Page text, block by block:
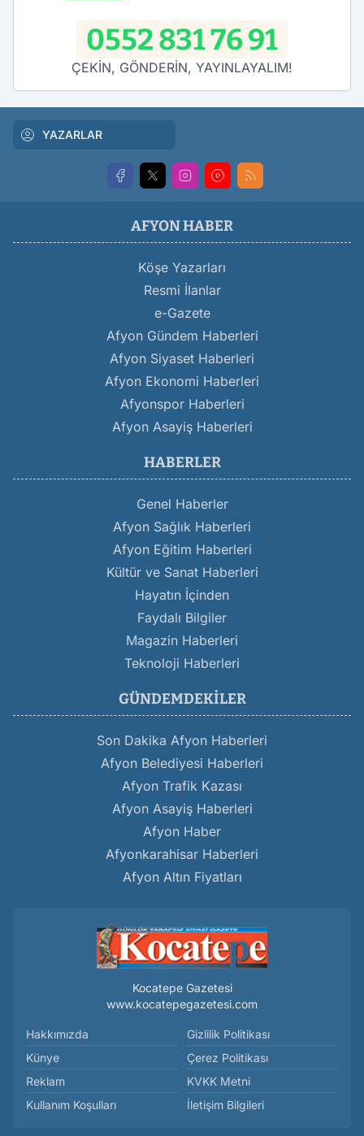
0552 831 76 91
ÇEKİN, GÖNDERİN, YAYINLAYALIM!
YAZARLAR
AFYON HABER
Köşe Yazarları
Resmi İlanlar
e-Gazete
Afyon Gündem Haberleri
Afyon Siyaset Haberleri
Afyon Ekonomi Haberleri
Afyonspor Haberleri
Afyon Asayiş Haberleri
HABERLER
Genel Haberler
Afyon Sağlık Haberleri
Afyon Eğitim Haberleri
Kültür ve Sanat Haberleri
Hayatın İçinden
Faydalı Bilgiler
Magazin Haberleri
Teknoloji Haberleri
GÜNDEMDEKILER
Son Dakika Afyon Haberleri
Afyon Belediyesi Haberleri
Afyon Trafik Kazası
Afyon Asayiş Haberleri
Afyon Haber
Afyonkarahisar Haberleri
Afyon Altın Fiyatları
Kocatepe Gazetesi
www.kocatepegazetesi.com
Hakkımızda
Künye
Reklam
Kullanım Koşulları
Gizlilik Politikası
Çerez Politikası
KVKK Metni
İletişim Bilgileri